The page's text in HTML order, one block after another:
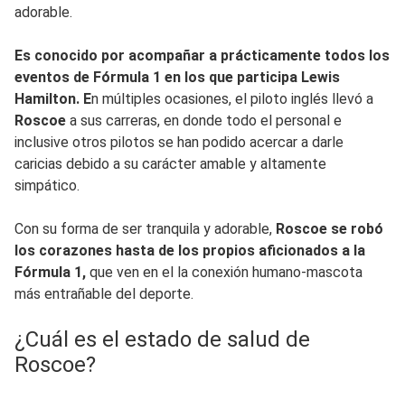
adorable.
Es conocido por acompañar a prácticamente todos los
eventos de Fórmula 1 en los que participa Lewis
Hamilton. En múltiples ocasiones, el piloto inglés llevó a
Roscoe a sus carreras, en donde todo el personal e
inclusive otros pilotos se han podido acercar a darle
caricias debido a su carácter amable y altamente
simpático.
Con su forma de ser tranquila y adorable, Roscoe se robó
los corazones hasta de los propios aficionados a la
Fórmula 1, que ven en el la conexión humano-mascota
más entrañable del deporte.
¿Cuál es el estado de salud de
Roscoe?